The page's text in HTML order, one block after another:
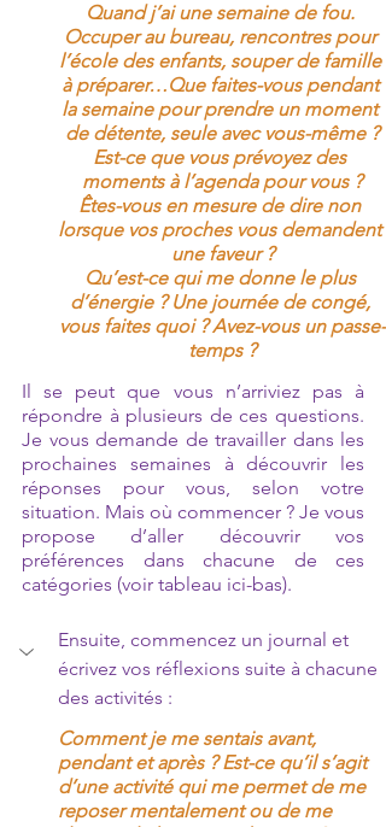
Quand j’ai une semaine de fou.
Occuper au bureau, rencontres pour
l’école des enfants, souper de famille
à préparer…Que faites-vous pendant
la semaine pour prendre un moment
de détente, seule avec vous-même ?
Est-ce que vous prévoyez des
moments à l’agenda pour vous ?
Êtes-vous en mesure de dire non
lorsque vos proches vous demandent
une faveur ?
Qu’est-ce qui me donne le plus
d’énergie ? Une journée de congé,
vous faites quoi ? Avez-vous un passe-
temps ?
Il se peut que vous n’arriviez pas à
répondre à plusieurs de ces questions.
Je vous demande de travailler dans les
prochaines semaines à découvrir les
réponses pour vous, selon votre
situation. Mais où commencer ? Je vous
propose d’aller découvrir vos
préférences dans chacune de ces
catégories (voir tableau ici-bas).
Ensuite, commencez un journal et
écrivez vos réflexions suite à chacune
des activités :
Comment je me sentais avant,
pendant et après ? Est-ce qu’il s’agit
d’une activité qui me permet de me
reposer mentalement ou de me